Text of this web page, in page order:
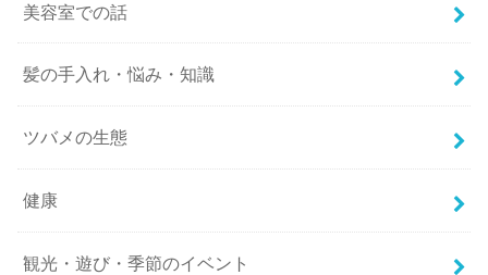
美容室での話
髪の手入れ・悩み・知識
ツバメの生態
健康
観光・遊び・季節のイベント